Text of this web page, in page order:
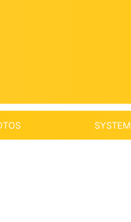
SYSTEM